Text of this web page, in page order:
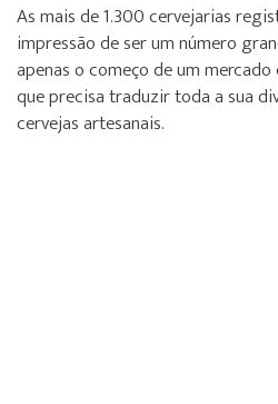
As mais de 1.300 cervejarias
impressão de ser um número
apenas o começo de um
que precisa traduzir toda a sua
cervejas artesanais.